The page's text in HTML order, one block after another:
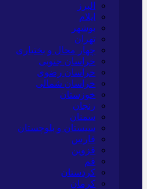
البرز
ایلام
بوشهر
تهران
چهار محال و بختیاری
خراسان جنوبی
خراسان رضوی
خراسان شمالی
خوزستان
زنجان
سمنان
سیستان و بلوچستان
فارس
قزوین
قم
کردستان
کرمان